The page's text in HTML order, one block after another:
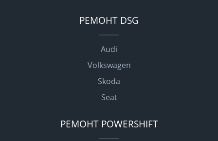
РЕМОНТ DSG
Audi
Volkswagen
Skoda
Seat
РЕМОНТ POWERSHIFT